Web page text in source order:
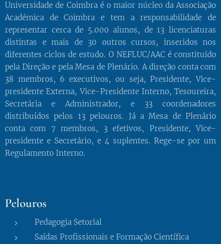
Universidade de Coimbra é o maior núcleo da Associação
Académica de Coimbra e tem a responsabilidade de
representar cerca de 5.000 alunos, de 13 licenciaturas
distintas e mais de 30 outros cursos, inseridos nos
diferentes ciclos de estudo. O NEFLUC/AAC é constituído
pela Direção e pela Mesa de Plenário. A direção conta com
38 membros, 6 executivos, ou seja, Presidente, Vice-
presidente Externa, Vice-Presidente Interno, Tesoureira,
Secretária e Administrador, e 33 coordenadores
distribuídos pelos 13 pelouros. Já a Mesa de Plenário
conta com 7 membros, 3 efetivos, Presidente, Vice-
presidente e Secretário, e 4 suplentes. Rege-se por um
Regulamento Interno.
Pelouros
Pedagogia Setorial
Saídas Profissionais e Formação Científica